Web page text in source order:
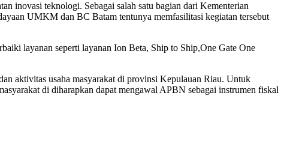
inovasi teknologi. Sebagai salah satu bagian dari Kementerian
UMKM dan BC Batam tentunya memfasilitasi kegiatan tersebut
layanan seperti layanan Ion Beta, Ship to Ship,One Gate One
aktivitas usaha masyarakat di provinsi Kepulauan Riau. Untuk
di diharapkan dapat mengawal APBN sebagai instrumen fiskal